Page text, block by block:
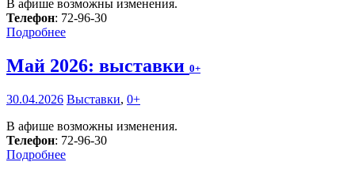
В афише возможны изменения.
Телефон: 72-96-30
Подробнее
Май 2026: выставки 0+
30.04.2026 Выставки, 0+
В афише возможны изменения.
Телефон: 72-96-30
Подробнее